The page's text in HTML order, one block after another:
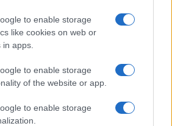
to enable storage
like cookies on web or
apps.
to enable storage
of the website or app.
to enable storage
il pensiero: dall’analisi di
2026